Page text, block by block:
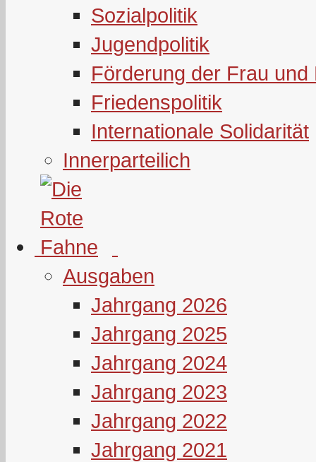
Sozialpolitik
Jugendpolitik
Förderung der Frau und
Friedenspolitik
Internationale Solidarität
Innerparteilich
Ausgaben
Jahrgang 2026
Jahrgang 2025
Jahrgang 2024
Jahrgang 2023
Jahrgang 2022
Jahrgang 2021